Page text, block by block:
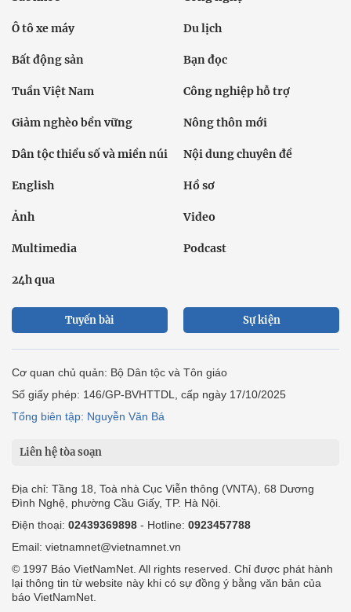
Ô tô xe máy Du lịch
Bất động sản Bạn đọc
Tuần Việt Nam Công nghiệp hỗ trợ
Giảm nghèo bền vững Nông thôn mới
Dân tộc thiểu số và miền núi Nội dung chuyên đề
English Hồ sơ
Ảnh Video
Multimedia Podcast
24h qua
Tuyến bài Sự kiện
Cơ quan chủ quản: Bộ Dân tộc và Tôn giáo
Số giấy phép: 146/GP-BVHTTDL, cấp ngày 17/10/2025
Tổng biên tập: Nguyễn Văn Bá
Liên hệ tòa soạn
Địa chỉ: Tầng 18, Toà nhà Cục Viễn thông (VNTA), 68 Dương
Đình Nghệ, phường Cầu Giấy, TP. Hà Nội.
Điện thoại: 02439369898 - Hotline: 0923457788
Email: vietnamnet@vietnamnet.vn
© 1997 Báo VietNamNet. All rights reserved. Chỉ được phát hành
lại thông tin từ website này khi có sự đồng ý bằng văn bản của
báo VietNamNet.